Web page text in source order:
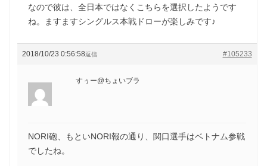
なので彼は、全日本ではなくこちらを選択したようです
ね。ますますシングルス本戦ドローが楽しみです♪
2018/10/23 0:56:58 #105233
返信
すぅー@ちょいブラ
NORI砲、もといNORI報の通り、関口選手はベトナム参戦
でしたね。